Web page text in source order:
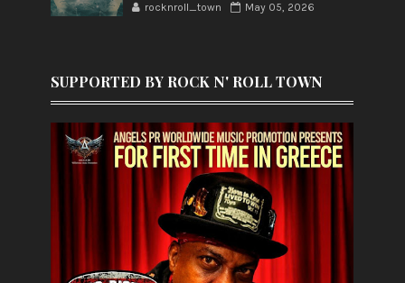
rocknroll_town May 05, 2026
SUPPORTED BY ROCK N' ROLL TOWN